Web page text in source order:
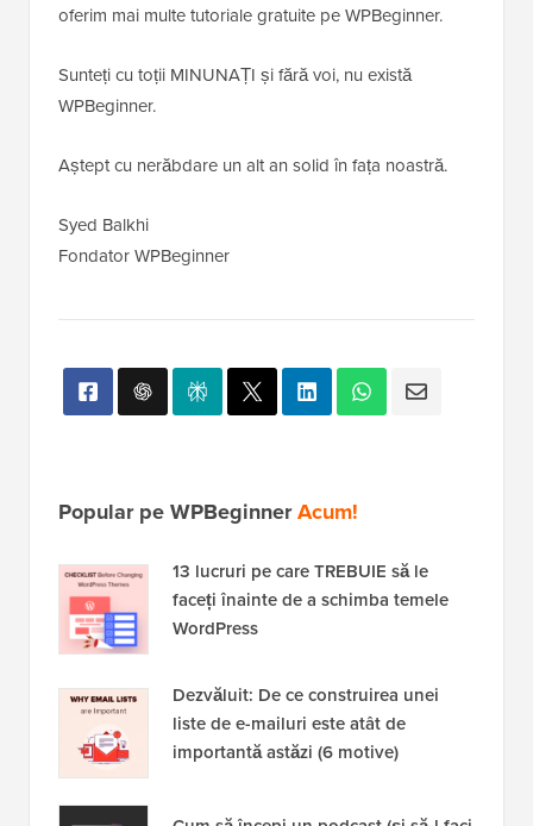
oferim mai multe tutoriale gratuite pe WPBeginner.
Sunteți cu toții MINUNAȚI și fără voi, nu există
WPBeginner.
Aștept cu nerăbdare un alt an solid în fața noastră.
Syed Balkhi
Fondator WPBeginner
Popular pe WPBeginnerAcum!
13 lucruri pe care TREBUIE să le
faceți înainte de a schimba temele
WordPress
Dezvăluit: De ce construirea unei
liste de e-mailuri este atât de
importantă astăzi (6 motive)